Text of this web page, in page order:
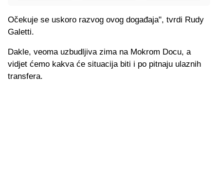
Očekuje se uskoro razvog ovog događaja", tvrdi Rudy
Galetti.
Dakle, veoma uzbudljiva zima na Mokrom Docu, a
vidjet ćemo kakva će situacija biti i po pitnaju ulaznih
transfera.